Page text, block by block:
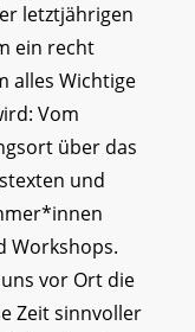
letztjährigen
ein recht
alles Wichtige
Vom
über das
und
Workshops.
vor Ort die
Zeit sinnvoller